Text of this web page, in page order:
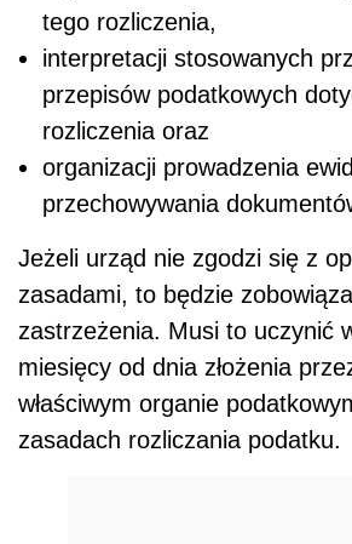
tego rozliczenia,
interpretacji stosowanych
przepisów podatkowych
rozliczenia oraz
organizacji prowadzenia
przechowywania
Jeżeli urząd nie zgodzi się z
zasadami, to będzie
zastrzeżenia. Musi to uczynić
miesięcy od dnia złożenia
właściwym organie
zasadach rozliczania podatku.